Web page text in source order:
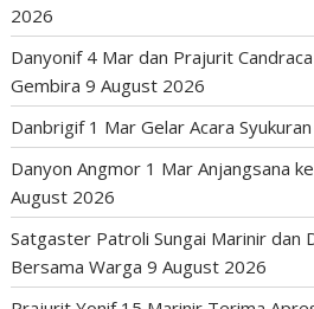
2026
Danyonif 4 Mar dan Prajurit
Gembira 9 August 2026
Danbrigif 1 Mar Gelar Acara Syukuran
Danyon Angmor 1 Mar Anjangsana
August 2026
Satgaster Patroli Sungai Marinir dan
Bersama Warga 9 August 2026